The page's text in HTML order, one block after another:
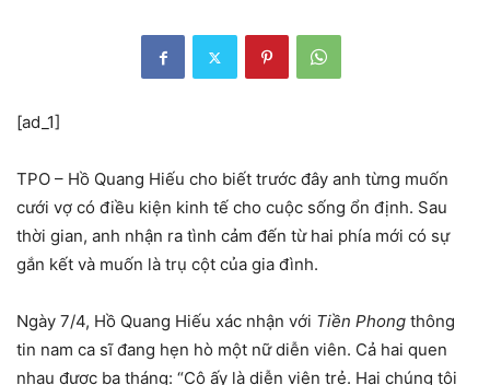
[ad_1]
TPO – Hồ Quang Hiếu cho biết trước đây anh từng muốn
cưới vợ có điều kiện kinh tế cho cuộc sống ổn định. Sau
thời gian, anh nhận ra tình cảm đến từ hai phía mới có sự
gắn kết và muốn là trụ cột của gia đình.
Ngày 7/4, Hồ Quang Hiếu xác nhận với Tiền Phong thông
tin nam ca sĩ đang hẹn hò một nữ diễn viên. Cả hai quen
nhau được ba tháng: “Cô ấy là diễn viên trẻ. Hai chúng tôi